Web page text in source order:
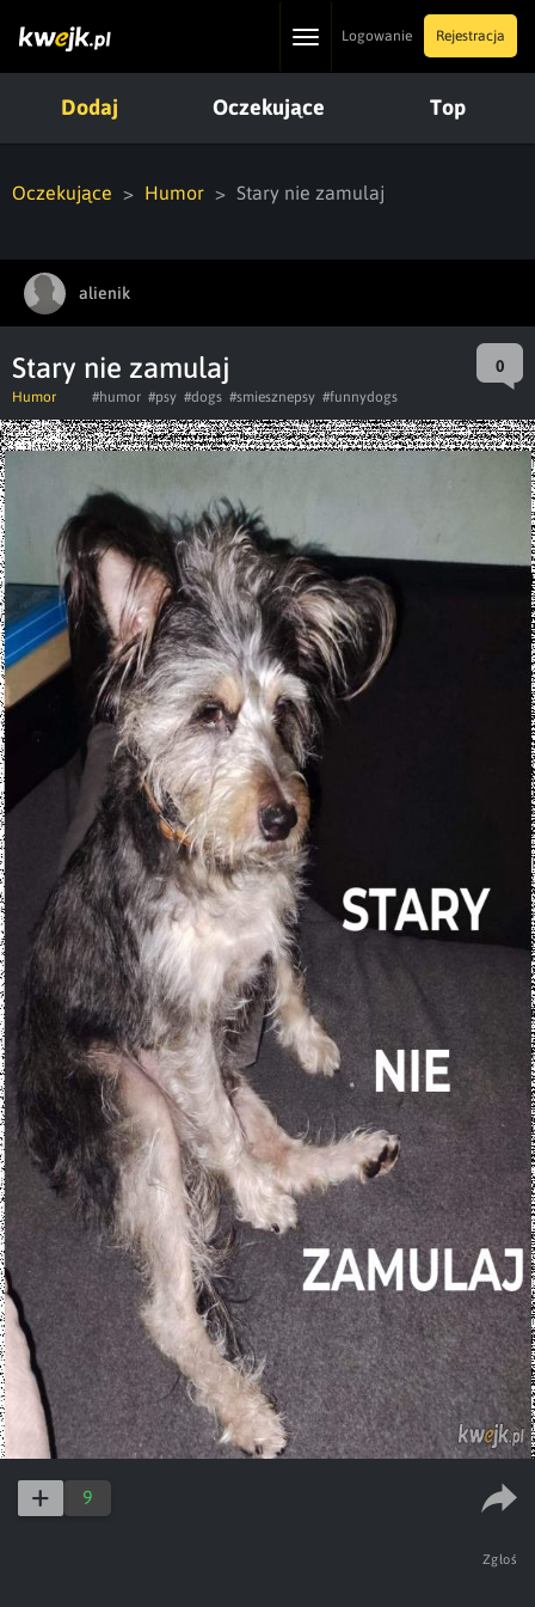
ToggleLogowanie Rejestracja
Dodaj Oczekujące Top
Oczekujące Humor Stary nie zamulaj
alienik
Stary nie zamulaj 0
Humor #humor #psy #dogs #smiesznepsy #funnydogs
9
Zgłoś